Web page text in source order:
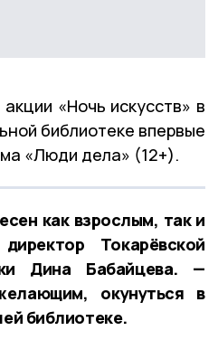
«Ночь искусств» в
библиотеке впервые
«Люди дела» (12+).
как взрослым, так и
Токарёвской
Дина Бабайцева. —
окунуться в
библиотеке.